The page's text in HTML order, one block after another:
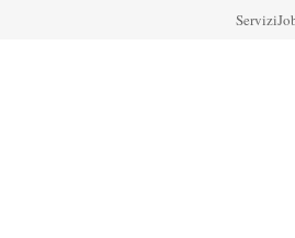
Servizi